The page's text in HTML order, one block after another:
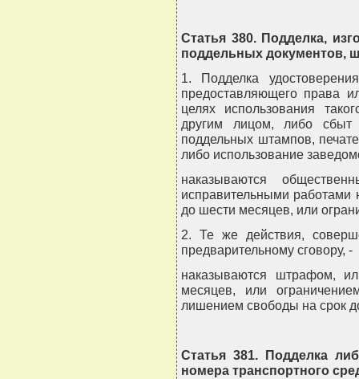
Статья 380. Подделка,
поддельных документов,
1. Подделка
предоставляющего права
целях использования
другим лицом, либо сбыт
поддельных штампов,
либо использование
наказываются
исправительными работами
до шести месяцев, или
2. Те же действия,
предварительному сговору, -
наказываются штрафом,
месяцев, или
лишением свободы на срок
Статья 381. Подделка
номера транспортного